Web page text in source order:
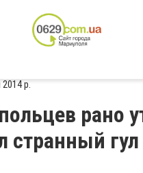
р.
рано
странный